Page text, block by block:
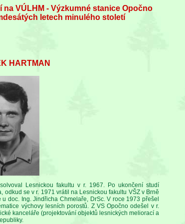
VÚLHM - Výzkumné stanice Opočno
letech minulého století
HARTMAN
Lesnickou fakultu v r. 1967. Po ukončení studí
se v r. 1971 vrátil na Lesnickou fakultu VŠZ v Brně
doc. Ing. Jindřicha Chmelaře, DrSc. V roce 1973 přešel
výchovy lesních porostů. Z VS Opočno odešel v r.
kanceláře (projektování objektů lesnických meliorací a